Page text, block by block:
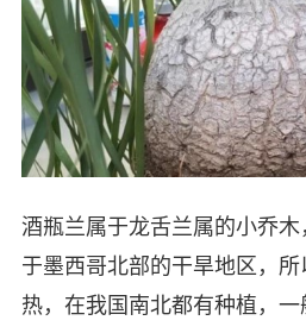
酒瓶兰属于龙舌兰属的小乔
于墨西哥北部的干旱地区，
热，在我国南北都有种植，一